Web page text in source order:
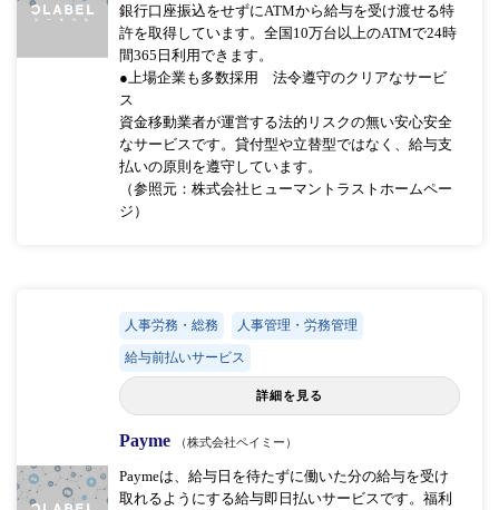
銀行口座振込をせずにATMから給与を受け渡せる特
許を取得しています。全国10万台以上のATMで24時
間365日利用できます。
●上場企業も多数採用 法令遵守のクリアなサービ
ス
資金移動業者が運営する法的リスクの無い安心安全
なサービスです。貸付型や立替型ではなく、給与支
払いの原則を遵守しています。
（参照元：株式会社ヒューマントラストホームペー
ジ）
人事労務・総務 人事管理・労務管理
給与前払いサービス
詳細を見る
Payme （株式会社ペイミー）
Paymeは、給与日を待たずに働いた分の給与を受け
取れるようにする給与即日払いサービスです。福利